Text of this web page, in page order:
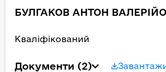
БУЛГАКОВ АНТОН
Кваліфікований
Документи (2)